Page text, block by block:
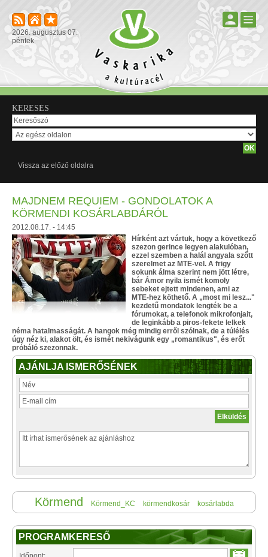
2026. augusztus 07.
péntek
KERESÉS
Vissza az előző oldalra
MAJDNEM REQUIEM - GONDOLATOK A
KÖRMENDI KOSÁRLABDÁRÓL
2012.08.17. - 14:45
Hírként azt vártuk, hogy a következő
szezon gerince legyen alakulóban,
ezzel szemben a halál angyala szőtt
szerelmet az MTE-vel. A frigy
sokunk álma szerint nem jött létre,
bár Ámor nyila ismét komoly
sebeket ejtett mindenen, ami az
MTE-hez köthető. A „most mi lesz..."
kezdetű mondatok lengték be a
fórumokat, a telefonok mikrofonjait,
de leginkább a piros-fekete lelkek
néma hatalmasságát. A hangok még mindig erről szólnak, de a túlélés
úgy néz ki, alakot ölt, és ismét nekivágunk egy „romantikus", és erőt
próbáló szezonnak.
AJÁNLJA ISMERŐSÉNEK
Körmend Körmend_KC körmendkosár kosárlabda
PROGRAMKERESŐ